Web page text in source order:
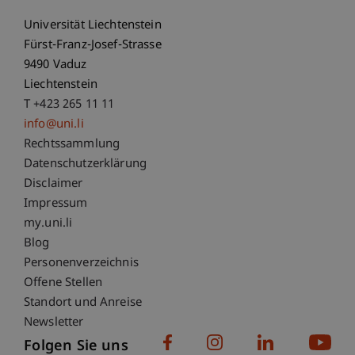
Universität Liechtenstein
Fürst-Franz-Josef-Strasse
9490 Vaduz
Liechtenstein
T +423 265 11 11
info@uni.li
Fußzeile Rechtliche Hinweise
Rechtssammlung
Datenschutzerklärung
Disclaimer
Impressum
Fußzeile Subdomain-Verzeichnis
my.uni.li
Blog
Personenverzeichnis
Offene Stellen
Standort und Anreise
Newsletter
Folgen Sie uns